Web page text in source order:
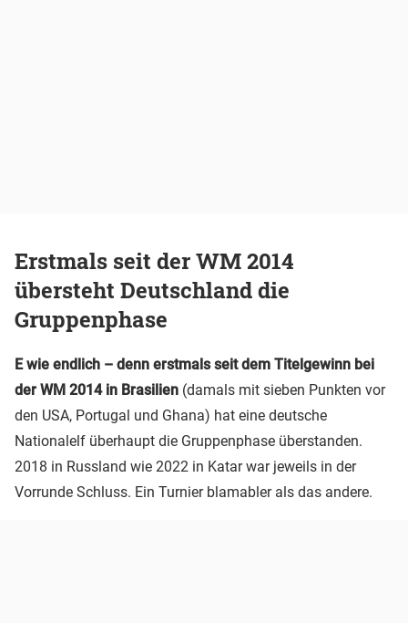
Erstmals seit der WM 2014
übersteht Deutschland die
Gruppenphase
E wie endlich – denn erstmals seit dem Titelgewinn bei
der WM 2014 in Brasilien (damals mit sieben Punkten vor
den USA, Portugal und Ghana) hat eine deutsche
Nationalelf überhaupt die Gruppenphase überstanden.
2018 in Russland wie 2022 in Katar war jeweils in der
Vorrunde Schluss. Ein Turnier blamabler als das andere.